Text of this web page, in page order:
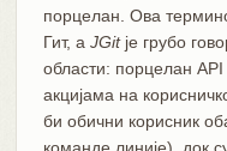
порцелан. Ова
Гит, а JGitје грубо
области: порцелан API
акцијама на
би обични корисник
команде линије), док